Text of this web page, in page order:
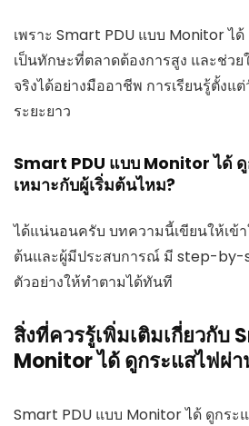
เพราะ Smart PDU แบบ Monitor ไ
เป็นทักษะที่ตลาดต้องการสูง และช่
จริงได้อย่างมืออาชีพ การเรียนรู้ตั้งแ
ระยะยาว
Smart PDU แบบ Monitor ได้
เหมาะกับผู้เริ่มต้นไหม?
ได้แน่นอนครับ บทความนี้เขียนให้เข้า
ต้นและผู้มีประสบการณ์ มี step-by-
ตัวอย่างให้ทำตามได้ทันที
สิ่งที่ควรรู้เพิ่มเติมเกี่ยวกับ
Monitor ได้ ดูกระแสไฟผ่
Smart PDU แบบ Monitor ได้ ดูกร